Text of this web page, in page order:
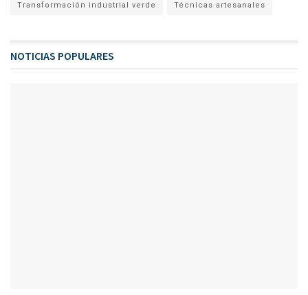
Transformación industrial verde Técnicas artesanales
NOTICIAS POPULARES